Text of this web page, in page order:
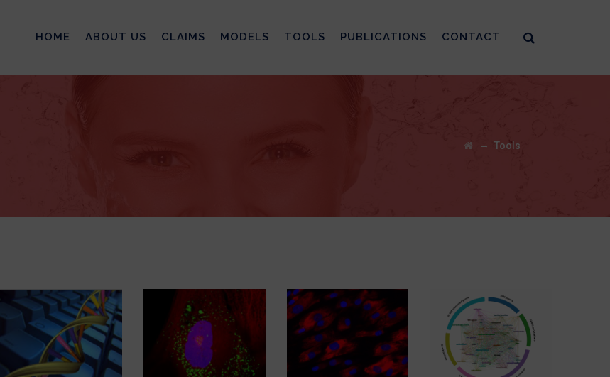
HOME ABOUT US CLAIMS MODELS TOOLS PUBLICATIONS CONTACT
→ Tools
View
Details
View
Details
View
Details
View
Details